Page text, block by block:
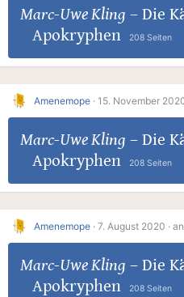
Marc-Uwe Kling – Die
Apokryphen
208 Seiten
Amenemope · 15. November
Marc-Uwe Kling – Die
Apokryphen
208 Seiten
Amenemope · 7. August 2020 ·
Marc-Uwe Kling – Die
Apokryphen
208 Seiten